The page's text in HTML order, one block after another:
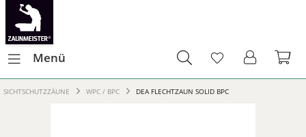
Menü
SICHTSCHUTZZÄUNE WPC / BPC DEA FLECHTZAUN SOLID BPC